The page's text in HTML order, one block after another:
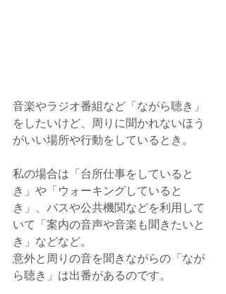
音楽やラジオ番組など「ながら聴き」
をしたいけど、周りに聞かれないほう
がいい場所や行動をしているとき。
私の場合は「台所仕事をしていると
き」や「ウォーキングしていると
き」、バスや公共機関などを利用して
いて「案内の音声や音楽も聞きたいと
き」などなど。
意外と周りの音を聞きながらの「なが
ら聴き」は出番があるのです。